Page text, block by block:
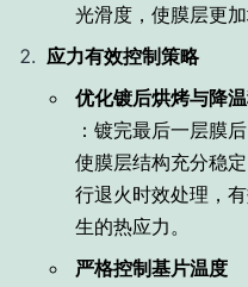
光滑度，使膜层更加
应力有效控制策略
优化镀后烘烤与降
：镀完最后一层膜
使膜层结构充分稳
行退火时效处理，
生的热应力。
严格控制基片温度